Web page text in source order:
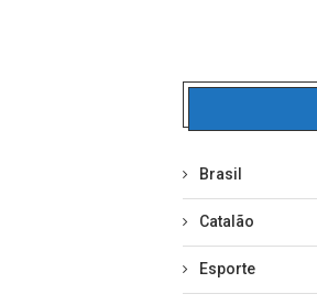
Brasil
Catalão
Esporte